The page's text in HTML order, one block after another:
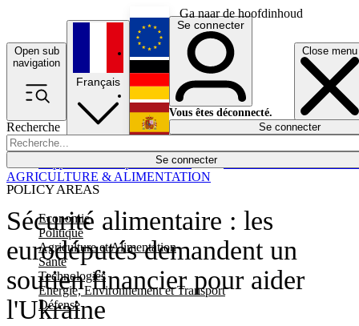
Ga naar de hoofdinhoud
Open sub
navigation
Close menu
Recherche
Se connecter
POLICY AREAS
Economie
Politique
Agriculture et Alimentation
Santé
Technologies
Energie, Environnement et Transport
Défense
Économie
Français
English
Deutsch
Español
Se connecter
Vous êtes déconnecté.
Se connecter
Sécurité alimentaire : les
eurodéputés demandent un
soutien financier pour aider
l'Ukraine
AGRICULTURE & ALIMENTATION